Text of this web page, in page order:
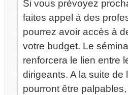
Si vous prévoyez
faites appel à des
pourrez avoir accès à
votre budget. Le
renforcera le lien entre
dirigeants. A la suite de
pourront être